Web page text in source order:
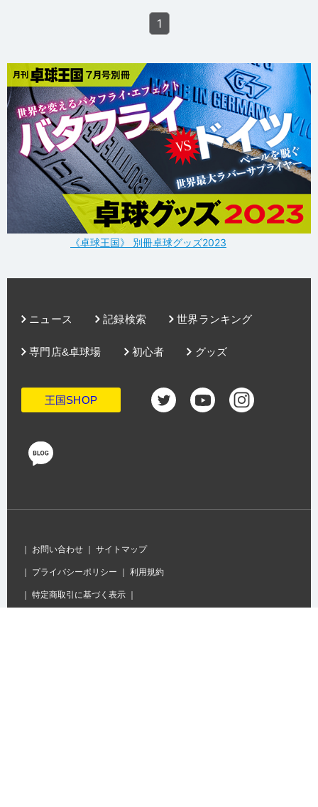
1
《卓球王国》 別冊卓球グッズ2023
ニュース 記録検索 世界ランキング
グッズ
専門店&卓球場 初心者
王国SHOP
｜ お問い合わせ ｜ サイトマップ
｜ プライバシーポリシー ｜ 利用規約
｜ 特定商取引に基づく表示 ｜